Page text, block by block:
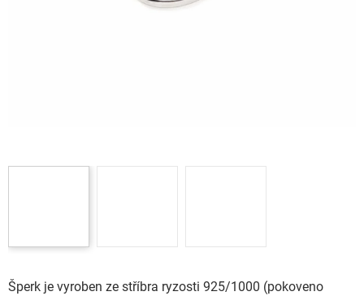
Šperk je vyroben ze stříbra ryzosti 925/1000 (pokoveno